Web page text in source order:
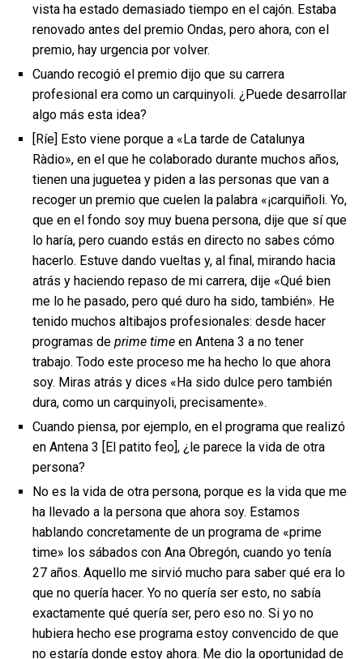
vista ha estado demasiado tiempo en el cajón. Estaba
renovado antes del premio Ondas, pero ahora, con el
premio, hay urgencia por volver.
Cuando recogió el premio dijo que su carrera
profesional era como un carquinyoli. ¿Puede desarrollar
algo más esta idea?
[Ríe] Esto viene porque a «La tarde de Catalunya
Ràdio», en el que he colaborado durante muchos años,
tienen una juguetea y piden a las personas que van a
recoger un premio que cuelen la palabra «¡carquiñoli. Yo,
que en el fondo soy muy buena persona, dije que sí que
lo haría, pero cuando estás en directo no sabes cómo
hacerlo. Estuve dando vueltas y, al final, mirando hacia
atrás y haciendo repaso de mi carrera, dije «Qué bien
me lo he pasado, pero qué duro ha sido, también». He
tenido muchos altibajos profesionales: desde hacer
programas de prime time en Antena 3 a no tener
trabajo. Todo este proceso me ha hecho lo que ahora
soy. Miras atrás y dices «Ha sido dulce pero también
dura, como un carquinyoli, precisamente».
Cuando piensa, por ejemplo, en el programa que realizó
en Antena 3 [El patito feo], ¿le parece la vida de otra
persona?
No es la vida de otra persona, porque es la vida que me
ha llevado a la persona que ahora soy. Estamos
hablando concretamente de un programa de «prime
time» los sábados con Ana Obregón, cuando yo tenía
27 años. Aquello me sirvió mucho para saber qué era lo
que no quería hacer. Yo no quería ser esto, no sabía
exactamente qué quería ser, pero eso no. Si yo no
hubiera hecho ese programa estoy convencido de que
no estaría donde estoy ahora. Me dio la oportunidad de